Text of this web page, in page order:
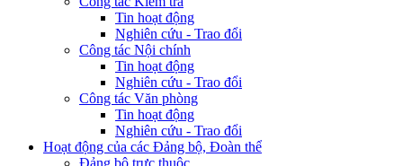
Tin hoạt động
Nghiên cứu - Trao đổi
Công tác Nội chính
Tin hoạt động
Nghiên cứu - Trao đổi
Công tác Văn phòng
Tin hoạt động
Nghiên cứu - Trao đổi
Hoạt động của các Đảng bộ, Đoàn thể
Đảng bộ trực thuộc